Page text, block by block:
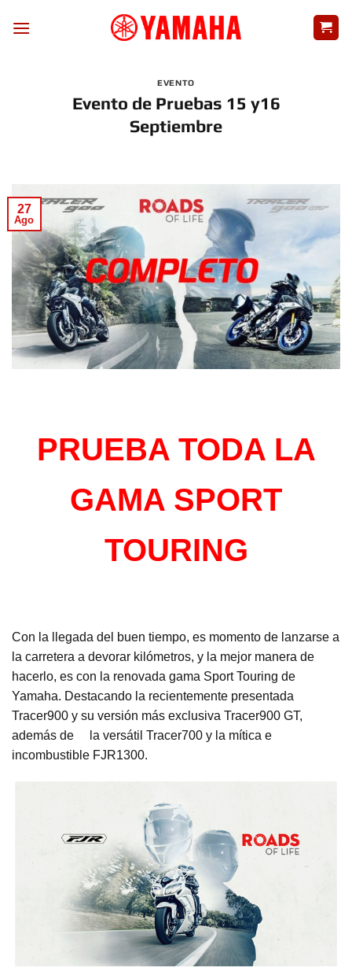
EVENTO
Evento de Pruebas 15 y16
Septiembre
27
Ago
PRUEBA TODA LA
GAMA SPORT
TOURING
Con la llegada del buen tiempo, es momento de lanzarse a
la carretera a devorar kilómetros, y la mejor manera de
hacerlo, es con la renovada gama Sport Touring de
Yamaha. Destacando la recientemente presentada
Tracer900 y su versión más exclusiva Tracer900 GT,
además de la versátil Tracer700 y la mítica e
incombustible FJR1300.